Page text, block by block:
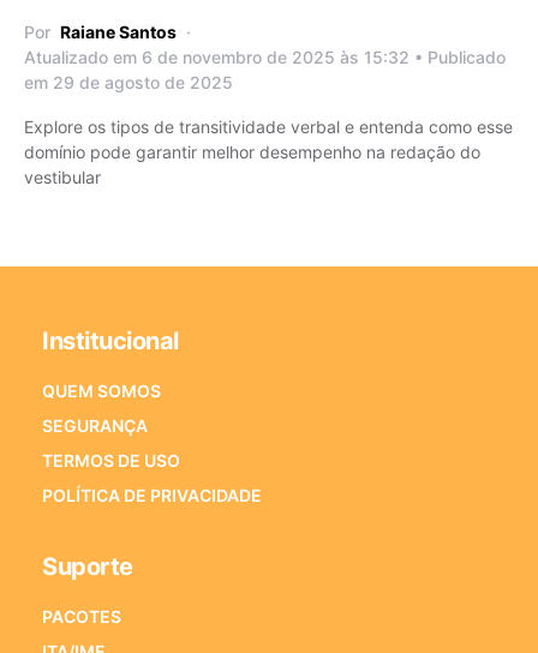
Por Raiane Santos
Atualizado em 6 de novembro de 2025 às 15:32 • Publicado
em 29 de agosto de 2025
Explore os tipos de transitividade verbal e entenda como esse
domínio pode garantir melhor desempenho na redação do
vestibular
Institucional
QUEM SOMOS
SEGURANÇA
TERMOS DE USO
POLÍTICA DE PRIVACIDADE
Suporte
PACOTES